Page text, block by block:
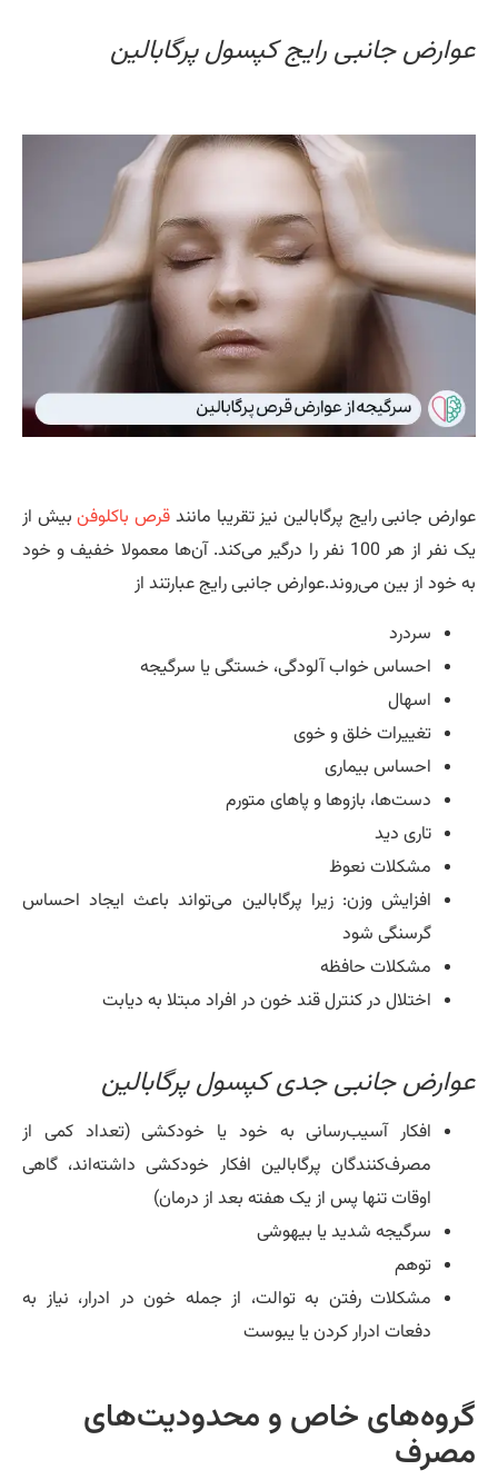
جانبی رایج کپسول پرگابالین
جانبی رایج پرگابالین نیز تقریبا مانندقرص باکلوفنبیش از
یک نفر از هر 100 نفر را درگیر می‌کند. آن‌ها معمولا خفیف و خود
خود از بین می‌روند.عوارض جانبی رایج عبارتند از
سردرد
احساس خواب آلودگی، خستگی یا سرگیجه
اسهال
تغییرات خلق و خوی
احساس بیماری
دست‌ها، بازوها و پاهای متورم
تاری دید
مشکلات نعوظ
افزایش وزن: زیرا پرگابالین می‌تواند باعث ایجاد احساس
گرسنگی شود
مشکلات حافظه
اختلال در کنترل قند خون در افراد مبتلا به دیابت
جانبی جدی کپسول پرگابالین
افکار آسیب‌رسانی به خود یا خودکشی (تعداد کمی ‌از
مصرف‌کنندگان پرگابالین افکار خودکشی داشته‌اند، گاهی
اوقات تنها پس از یک هفته بعد از درمان)
سرگیجه شدید یا بیهوشی
توهم
مشکلات رفتن به توالت، از جمله خون در ادرار، نیاز به
دفعات ادرار کردن یا یبوست
خاص و محدودیت‌های